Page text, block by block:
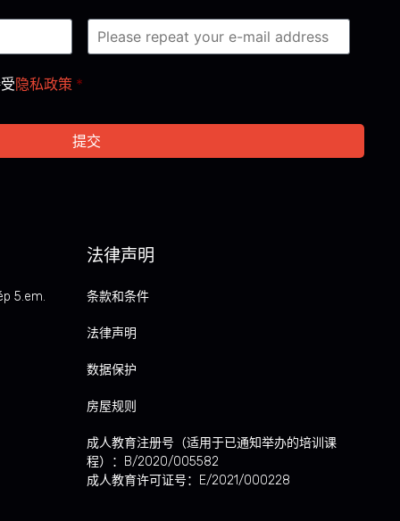
隐私政策 *
5.em.
法律声明
条款和条件
法律声明
数据保护
房屋规则
成人教育注册号（适用于已通知举办的培训课
程）：B/2020/005582
成人教育许可证号：E/2021/000228